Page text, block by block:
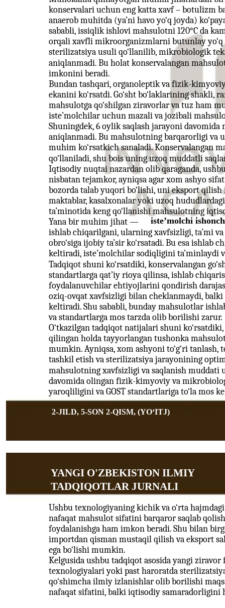
2-JILD, 5-SON 2-QISM, (YOʻITJ)
konservalari uchun eng katta xavf – botulizm
anaerob muhitda (ya’ni havo yo‘q joyda)
sababli, issiqlik ishlovi mahsulotni 120°C da
orqali xavfli mikroorganizmlarni butunlay
sterilizatsiya usuli qo‘llanilib, mikrobiologik
aniqlanmadi. Bu holat konservalangan
imkonini beradi.
Bundan tashqari, organoleptik va fizik-
ekanini ko‘rsatdi. Go‘sht bo‘laklarining shakli,
mahsulotga qo‘shilgan ziravorlar va tuz ham
iste’molchilar uchun mazali va jozibali
Shuningdek, 6 oylik saqlash jarayoni
aniqlanmadi. Bu mahsulotning barqarorligi va
muhim ko‘rsatkich sanaladi. Konservalangan
qo‘llaniladi, shu bois uning uzoq muddatli
Iqtisodiy nuqtai nazardan olib qaraganda,
nisbatan tejamkor, ayniqsa agar xom ashyo
bozorda talab yuqori bo‘lishi, uni eksport
maktablar, kasalxonalar yoki uzoq
ta’minotida keng qo‘llanishi mahsulotning
Yana bir muhim jihat —
iste’molchi
ishlab chiqarilgani, ularning xavfsizligi, ta’mi
obro‘siga ijobiy ta’sir ko‘rsatadi. Bu esa
keltiradi, iste’molchilar sodiqligini ta’minlaydi
Tadqiqot shuni ko‘rsatdiki, konservalangan
standartlarga qat’iy rioya qilinsa, ishlab
foydalanuvchilar ehtiyojlarini qondirish
oziq-ovqat xavfsizligi bilan cheklanmaydi,
keltiradi. Shu sababli, bunday mahsulotlar
va standartlarga mos tarzda olib borilishi zarur.
O‘tkazilgan tadqiqot natijalari shuni ko‘rsatdiki,
qilingan holda tayyorlangan tushonka
mumkin. Ayniqsa, xom ashyoni to‘g‘ri
tashkil etish va sterilizatsiya jarayonining
mahsulotning xavfsizligi va saqlanish
davomida olingan fizik-kimyoviy va
yaroqliligini va GOST standartlariga to‘la mos
YANGI O'ZBEKISTON ILMIY
TADQIQOTLAR JURNALI
Ushbu texnologiyaning kichik va o‘rta
nafaqat mahsulot sifatini barqaror saqlab
foydalanishga ham imkon beradi. Shu bilan
importdan qisman mustaqil qilish va eksport
ega bo‘lishi mumkin.
Kelgusida ushbu tadqiqot asosida yangi
texnologiyalari yoki past haroratda
qo‘shimcha ilmiy izlanishlar olib borilishi
nafaqat sifatini, balki iqtisodiy